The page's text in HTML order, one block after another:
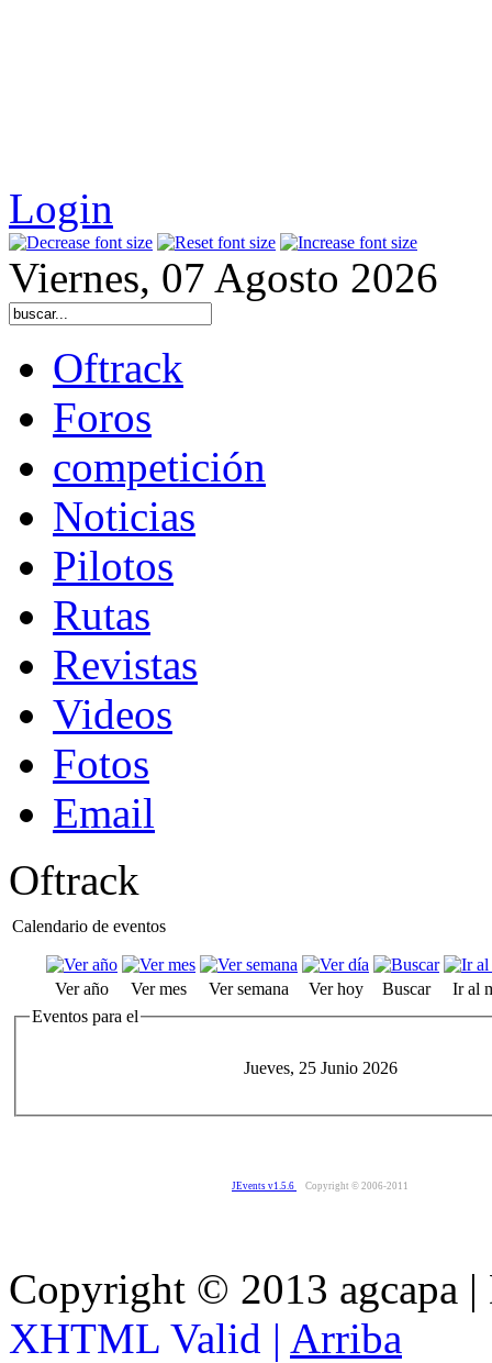
Login
Viernes, 07 Agosto 2026
Oftrack
Foros
competición
Noticias
Pilotos
Rutas
Revistas
Videos
Fotos
Email
Oftrack
Calendario de eventos
Ver año Ver mes Ver semana Ver hoy Buscar
Ir al
Eventos para el
Jueves, 25 Junio 2026
JEvents v1.5.6 Copyright © 2006-2011
Copyright © 2013 agcapa
XHTML Valid | Arriba